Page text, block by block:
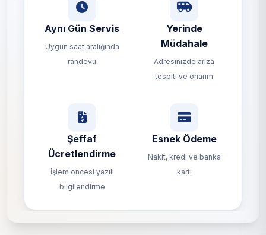
Aynı Gün Servis
Uygun saat aralığında
randevu
Yerinde
Müdahale
Adresinizde arıza
tespiti ve onarım
Şeffaf
Ücretlendirme
İşlem öncesi yazılı
bilgilendirme
Esnek Ödeme
Nakit, kredi ve banka
kartı